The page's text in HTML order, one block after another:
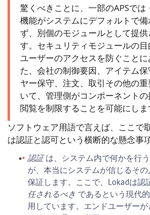
驚くべきことに、一部のAPSでは
機能がシステムにデフォルトで
ず、別個のモジュールとして提供
す。セキュリティモジュールの
ユーザーのアクセスを防ぐことに
た、会社の制御要因、アイテム
ヤー保守、注文、取引その他の
いて、管理側がコンポーネント
閲覧を制限することを可能にしま
ソフトウェア用語で言えば、ここで
は認証と認可という横断的な懸念事
認証は、システム内で何かを行
が、本当にシステムが信じるそ
保証します。ここで、Lokadは認
任されるべき であるという現代
用しています。エンドユーザー